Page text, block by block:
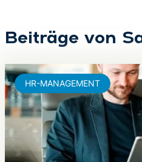
Beiträge von
HR-MANAGEMENT